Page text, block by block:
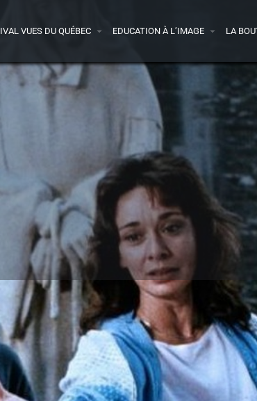
VUES DU QUÉBEC EDUCATION À L’IMAGE LA
Films sur la plateforme
Site internet